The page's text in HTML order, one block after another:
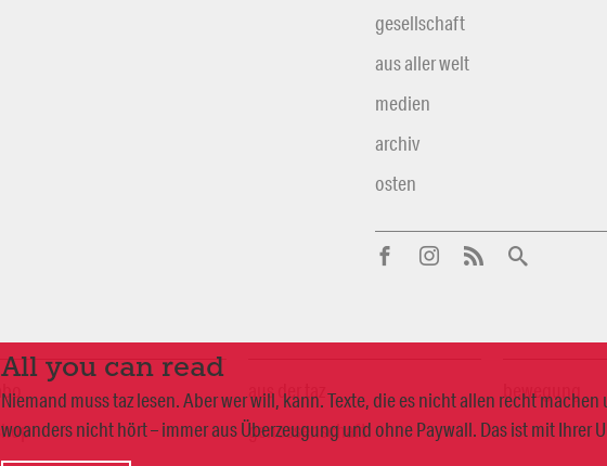
All you can read
Niemand muss taz lesen. Aber wer will, kann. Texte, die es nicht allen recht
woanders nicht hört – immer aus Überzeugung und ohne Paywall. Das ist mit Ihrer
gesellschaft
aus aller welt
medien
archiv
osten
abo
shop
aus der taz
genossenschaft
bewegung